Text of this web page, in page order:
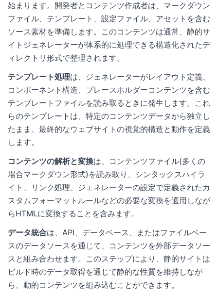
始まります。開発者とコンテンツ作成者は、マークダウン
ファイル、テンプレート、設定ファイル、アセットを含む
ソース素材を準備します。このコンテンツは通常、静的サ
イトジェネレーターが体系的に処理できる構造化されたデ
ィレクトリ形式で整理されます。
テンプレート処理は、ジェネレーターがレイアウト定義、
コンポーネント構造、プレースホルダーコンテンツを含む
テンプレートファイルを読み取るときに発生します。これ
らのテンプレートは、特定のコンテンツデータから独立し
たまま、最終的なウェブサイトの視覚的構造と動作を定義
します。
コンテンツの解析と変換は、コンテンツファイル(多くの
場合マークダウン形式)を読み取り、シンタックスハイラ
イト、リンク処理、ジェネレーターの設定で定義されたカ
スタムフォーマットルールなどの必要な変換を適用しなが
らHTMLに変換することを含みます。
データ統合は、API、データベース、またはファイルベー
スのデータソースを通じて、コンテンツを外部データソー
スと組み合わせます。このステップにより、静的サイトは
ビルド時のデータ取得を通じて静的な性質を維持しなが
ら、動的コンテンツを組み込むことができます。